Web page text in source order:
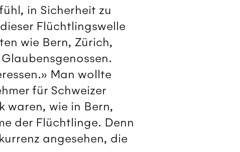
in Sicherheit zu
Flüchtlingswelle
wie Bern, Zürich,
Man wollte
für Schweizer
waren, wie in Bern,
der Flüchtlinge. Denn
angesehen, die